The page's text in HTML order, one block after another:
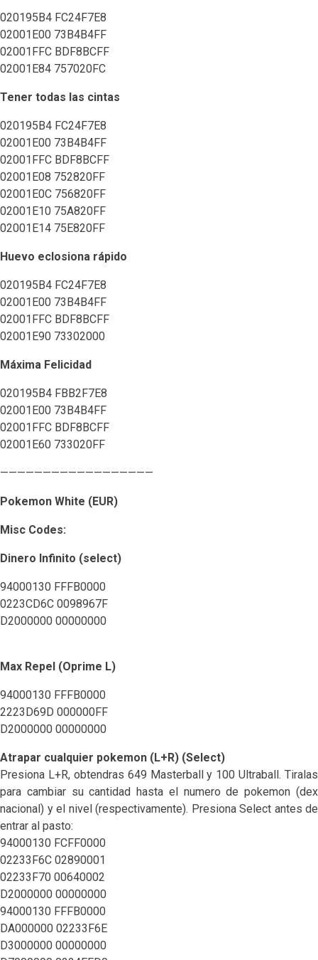
020195B4 FC24F7E8
02001E00 73B4B4FF
02001FFC BDF8BCFF
02001E84 757020FC
Tener todas las cintas
020195B4 FC24F7E8
02001E00 73B4B4FF
02001FFC BDF8BCFF
02001E08 752820FF
02001E0C 756820FF
02001E10 75A820FF
02001E14 75E820FF
Huevo eclosiona rápido
020195B4 FC24F7E8
02001E00 73B4B4FF
02001FFC BDF8BCFF
02001E90 73302000
Máxima Felicidad
020195B4 FBB2F7E8
02001E00 73B4B4FF
02001FFC BDF8BCFF
02001E60 733020FF
——————————————————
Pokemon White (EUR)
Misc Codes:
Dinero Infinito (select)
94000130 FFFB0000
0223CD6C 0098967F
D2000000 00000000
Max Repel (Oprime L)
94000130 FFFB0000
2223D69D 000000FF
D2000000 00000000
Atrapar cualquier pokemon (L+R) (Select)
Presiona L+R, obtendras 649 Masterball y 100 Ultraball. Tiralas
para cambiar su cantidad hasta el numero de pokemon (dex
nacional) y el nivel (respectivamente). Presiona Select antes de
entrar al pasto:
94000130 FCFF0000
02233F6C 02890001
02233F70 00640002
D2000000 00000000
94000130 FFFB0000
DA000000 02233F6E
D3000000 00000000